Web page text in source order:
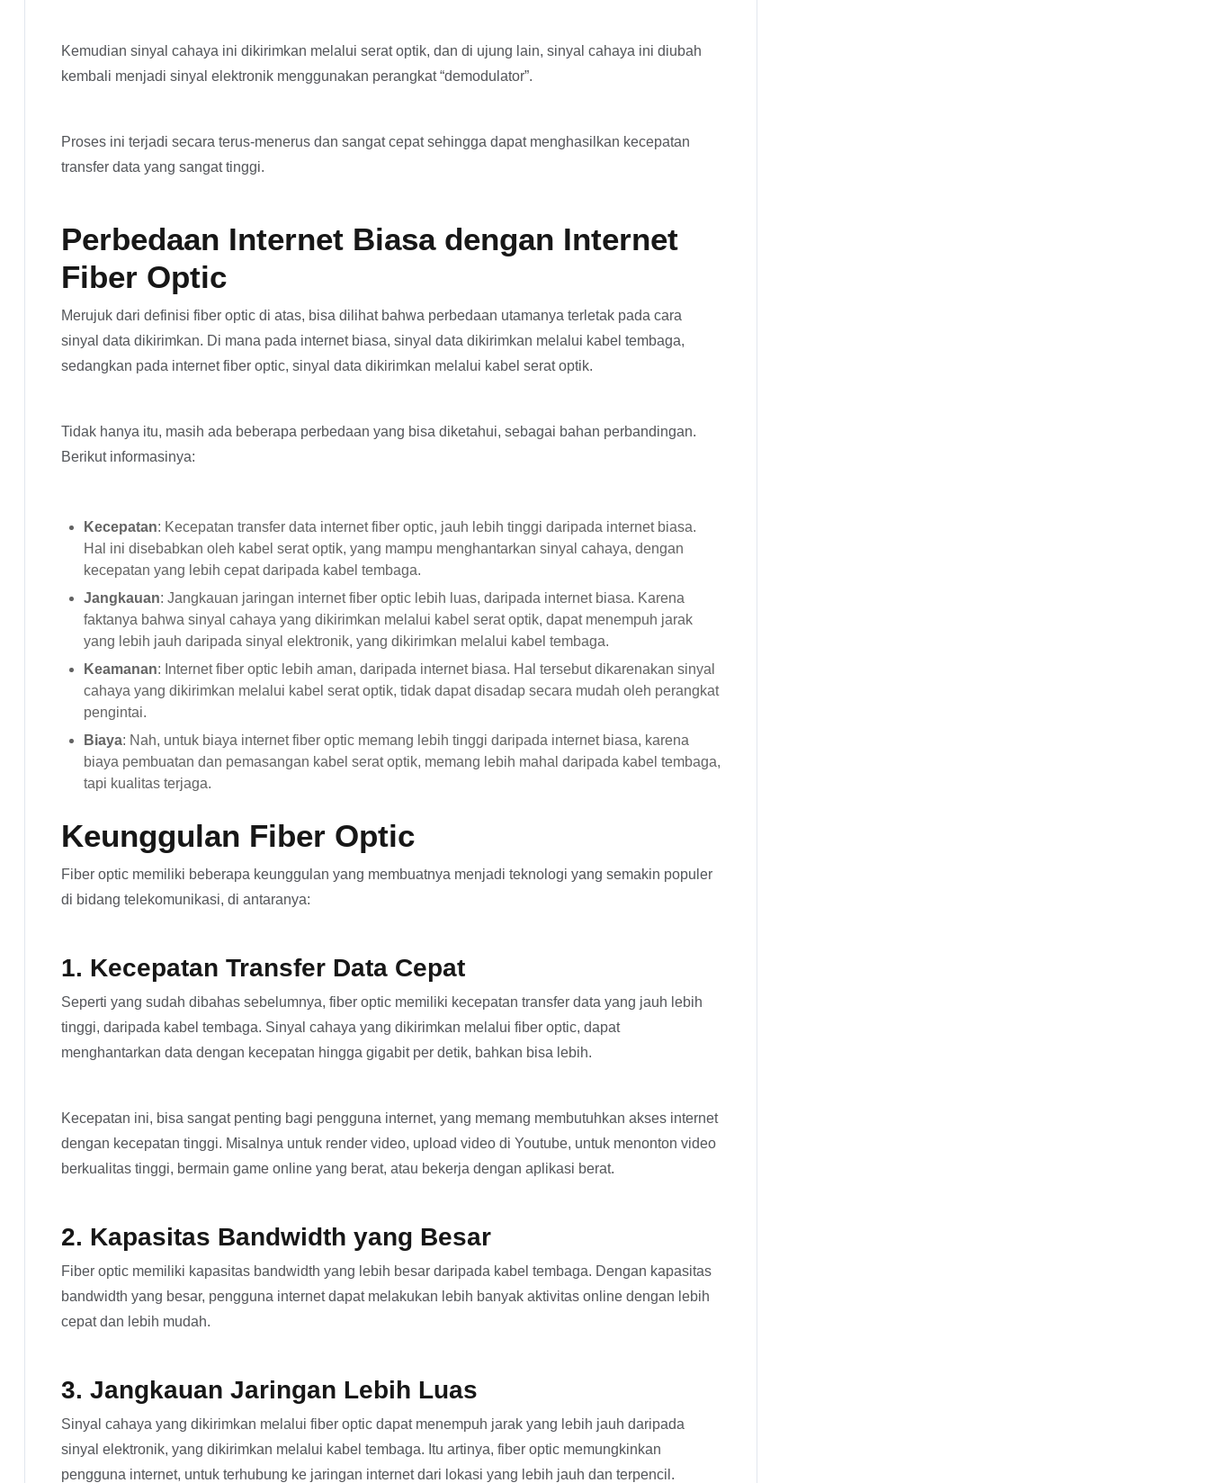
Kemudian sinyal cahaya ini dikirimkan melalui serat optik, dan di ujung lain, sinyal cahaya ini diubah
kembali menjadi sinyal elektronik menggunakan perangkat “demodulator”.
Proses ini terjadi secara terus-menerus dan sangat cepat sehingga dapat menghasilkan kecepatan
transfer data yang sangat tinggi.
Perbedaan Internet Biasa dengan Internet
Fiber Optic
Merujuk dari definisi fiber optic di atas, bisa dilihat bahwa perbedaan utamanya terletak pada cara
sinyal data dikirimkan. Di mana pada internet biasa, sinyal data dikirimkan melalui kabel tembaga,
sedangkan pada internet fiber optic, sinyal data dikirimkan melalui kabel serat optik.
Tidak hanya itu, masih ada beberapa perbedaan yang bisa diketahui, sebagai bahan perbandingan.
Berikut informasinya:
Kecepatan: Kecepatan transfer data internet fiber optic, jauh lebih tinggi daripada internet biasa.
Hal ini disebabkan oleh kabel serat optik, yang mampu menghantarkan sinyal cahaya, dengan
kecepatan yang lebih cepat daripada kabel tembaga.
Jangkauan: Jangkauan jaringan internet fiber optic lebih luas, daripada internet biasa. Karena
faktanya bahwa sinyal cahaya yang dikirimkan melalui kabel serat optik, dapat menempuh jarak
yang lebih jauh daripada sinyal elektronik, yang dikirimkan melalui kabel tembaga.
Keamanan: Internet fiber optic lebih aman, daripada internet biasa. Hal tersebut dikarenakan sinyal
cahaya yang dikirimkan melalui kabel serat optik, tidak dapat disadap secara mudah oleh perangkat
pengintai.
Biaya: Nah, untuk biaya internet fiber optic memang lebih tinggi daripada internet biasa, karena
biaya pembuatan dan pemasangan kabel serat optik, memang lebih mahal daripada kabel tembaga,
tapi kualitas terjaga.
Keunggulan Fiber Optic
Fiber optic memiliki beberapa keunggulan yang membuatnya menjadi teknologi yang semakin populer
di bidang telekomunikasi, di antaranya:
1. Kecepatan Transfer Data Cepat
Seperti yang sudah dibahas sebelumnya, fiber optic memiliki kecepatan transfer data yang jauh lebih
tinggi, daripada kabel tembaga. Sinyal cahaya yang dikirimkan melalui fiber optic, dapat
menghantarkan data dengan kecepatan hingga gigabit per detik, bahkan bisa lebih.
Kecepatan ini, bisa sangat penting bagi pengguna internet, yang memang membutuhkan akses internet
dengan kecepatan tinggi. Misalnya untuk render video, upload video di Youtube, untuk menonton video
berkualitas tinggi, bermain game online yang berat, atau bekerja dengan aplikasi berat.
2. Kapasitas Bandwidth yang Besar
Fiber optic memiliki kapasitas bandwidth yang lebih besar daripada kabel tembaga. Dengan kapasitas
bandwidth yang besar, pengguna internet dapat melakukan lebih banyak aktivitas online dengan lebih
cepat dan lebih mudah.
3. Jangkauan Jaringan Lebih Luas
Sinyal cahaya yang dikirimkan melalui fiber optic dapat menempuh jarak yang lebih jauh daripada
sinyal elektronik, yang dikirimkan melalui kabel tembaga. Itu artinya, fiber optic memungkinkan
pengguna internet, untuk terhubung ke jaringan internet dari lokasi yang lebih jauh dan terpencil.